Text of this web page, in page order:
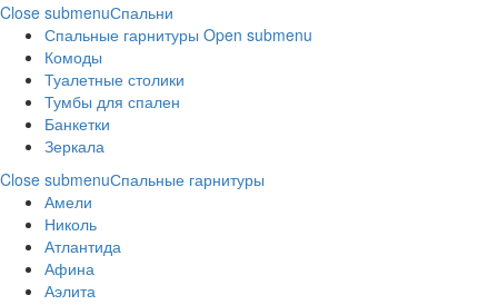
Close submenuСпальни
Спальные гарнитуры Open submenu
Комоды
Туалетные столики
Тумбы для спален
Банкетки
Зеркала
Close submenuСпальные гарнитуры
Амели
Николь
Атлантида
Афина
Аэлита